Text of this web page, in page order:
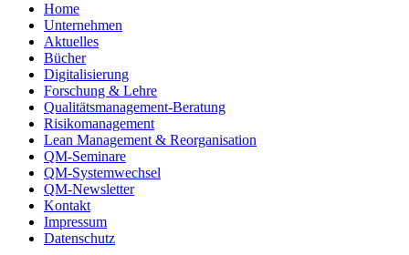
Home
Unternehmen
Aktuelles
Bücher
Digitalisierung
Forschung & Lehre
Qualitätsmanagement-Beratung
Risikomanagement
Lean Management & Reorganisation
QM-Seminare
QM-Systemwechsel
QM-Newsletter
Kontakt
Impressum
Datenschutz